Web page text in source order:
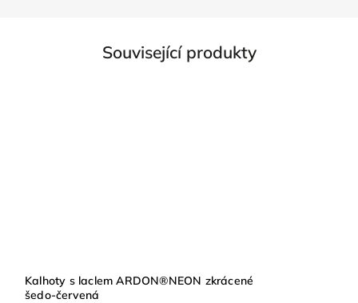
Související produkty
Kalhoty s laclem ARDON®NEON zkrácené
šedo-červená